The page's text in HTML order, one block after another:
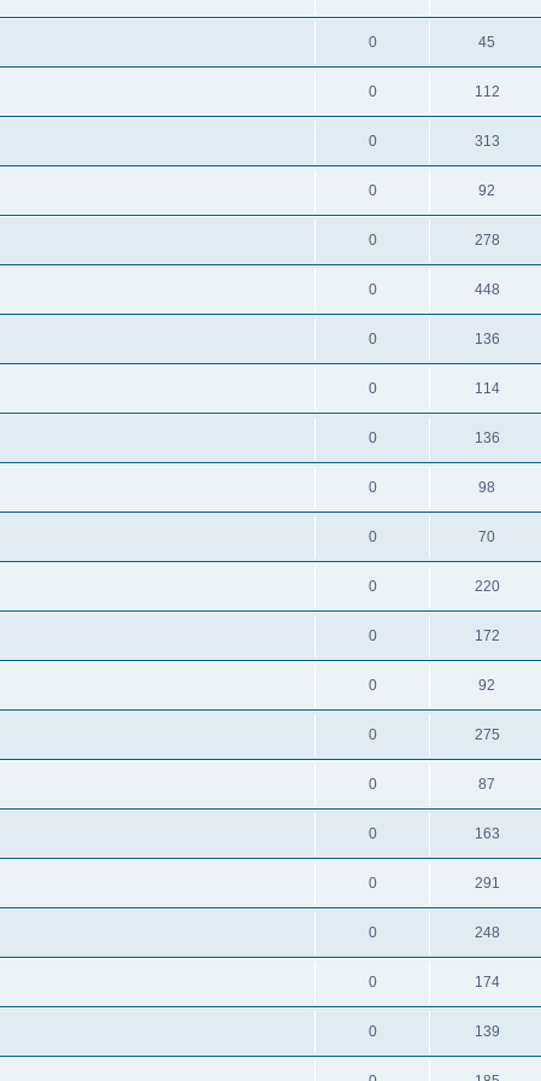
0 45
0 112
0 313
0 92
0 278
0 448
0 136
0 114
0 136
0 98
0 70
0 220
0 172
0 92
0 275
0 87
0 163
0 291
0 248
0 174
0 139